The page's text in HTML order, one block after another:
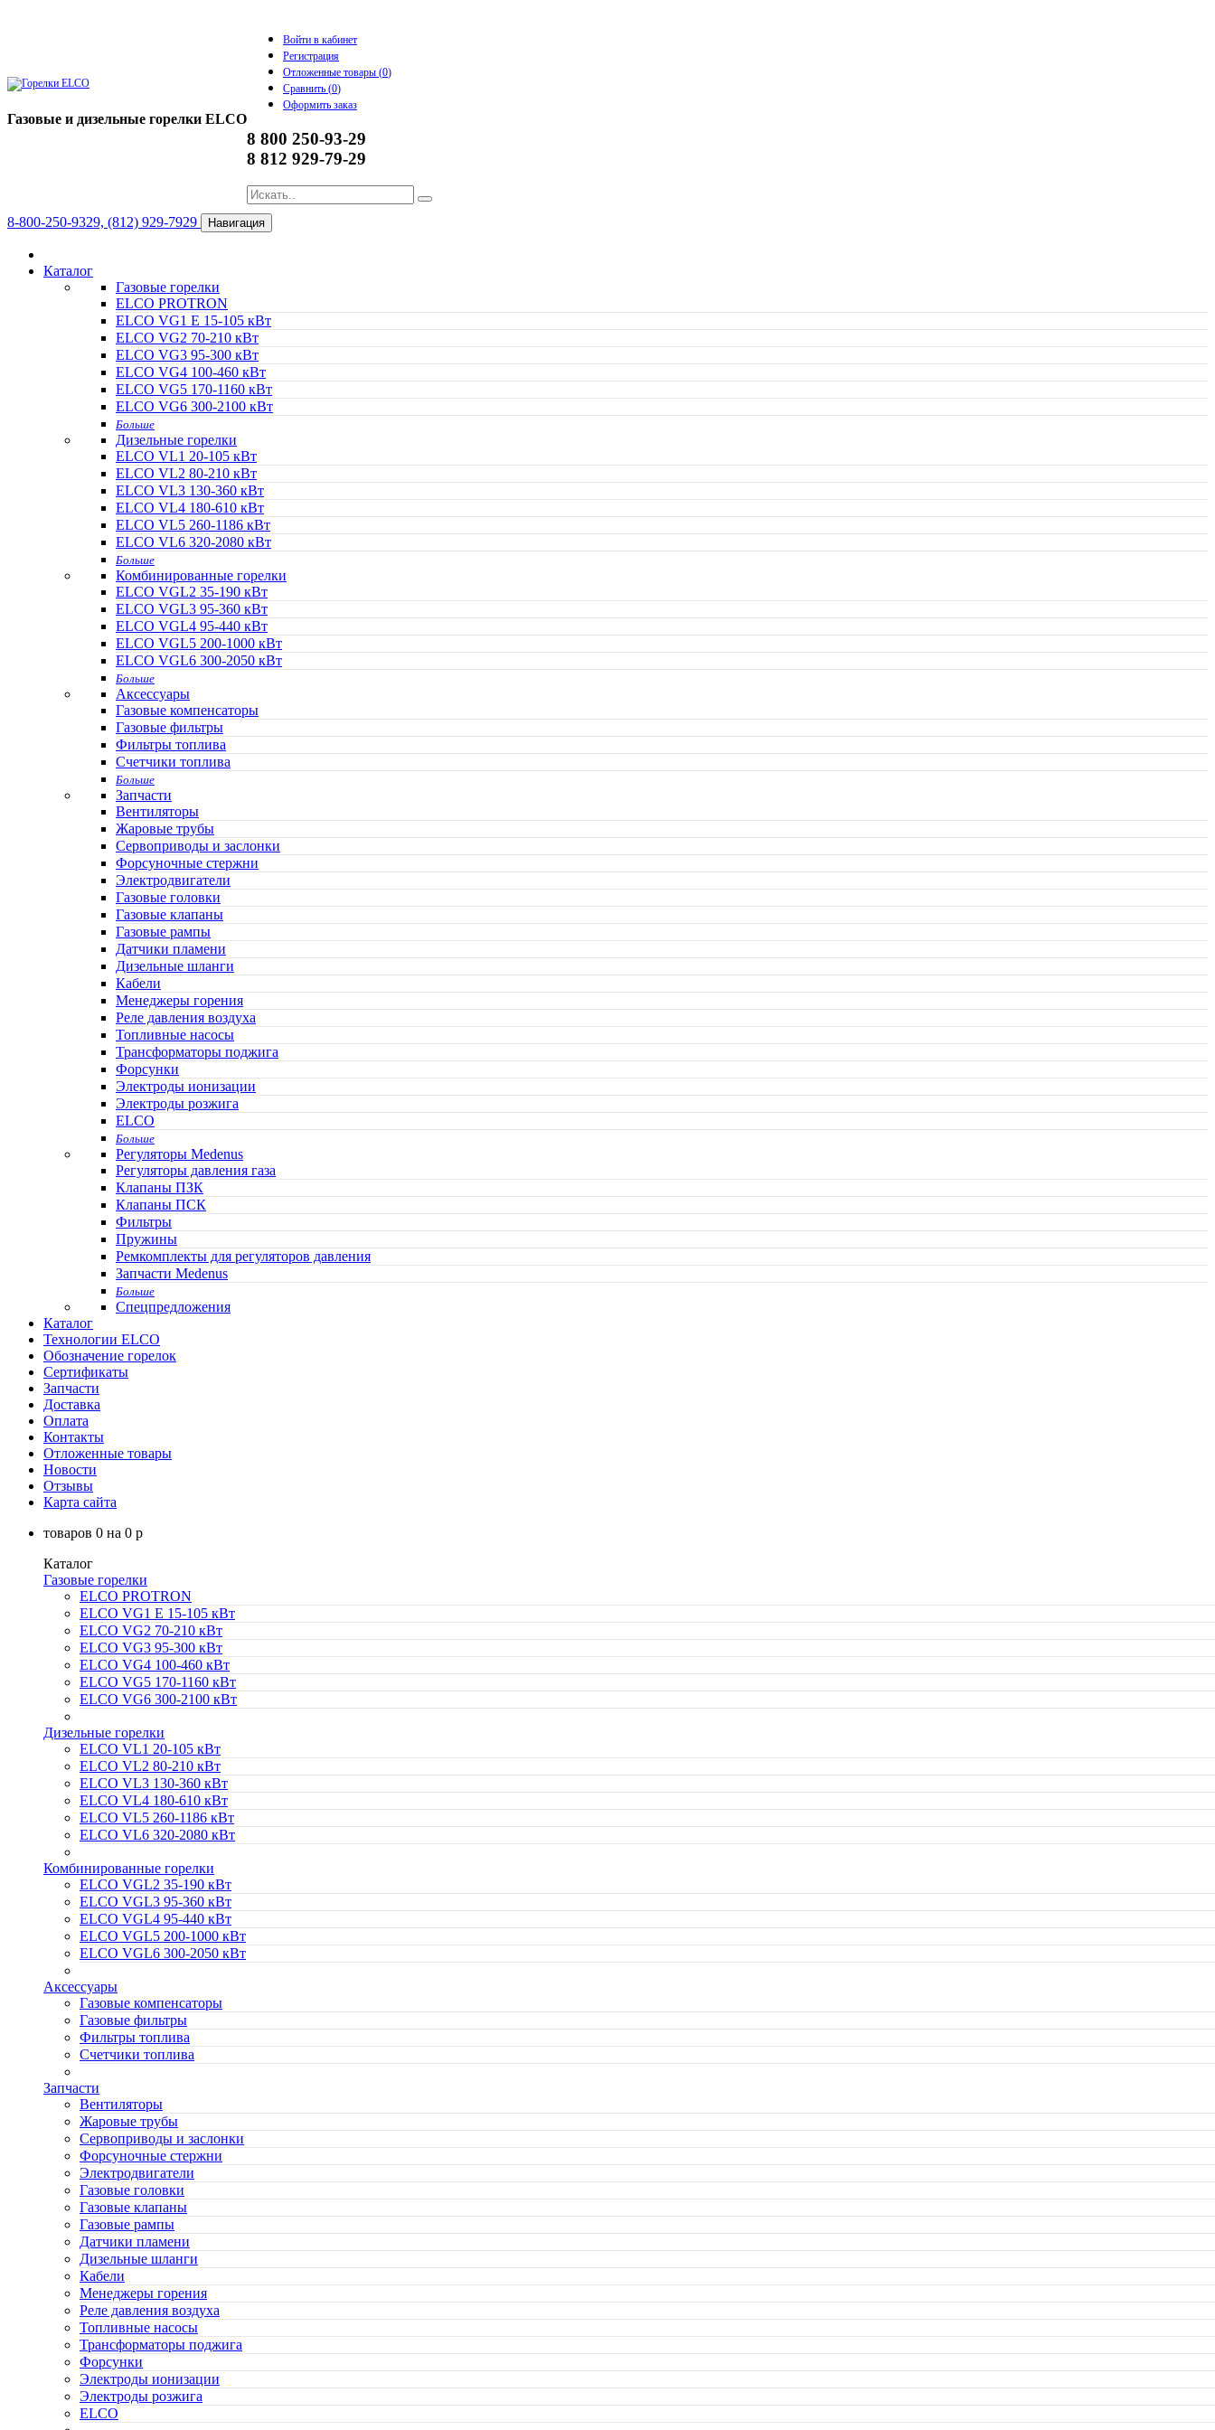
Газовые и дизельные горелки ELCO
Войти в кабинет
Регистрация
Отложенные товары (0)
Сравнить (0)
Оформить заказ
8 800 250-93-29
8 812 929-79-29
8-800-250-9329, (812) 929-7929 Навигация
Каталог
Газовые горелки
ELCO PROTRON
ELCO VG1 E 15-105 кВт
ELCO VG2 70-210 кВт
ELCO VG3 95-300 кВт
ELCO VG4 100-460 кВт
ELCO VG5 170-1160 кВт
ELCO VG6 300-2100 кВт
Больше
Дизельные горелки
ELCO VL1 20-105 кВт
ELCO VL2 80-210 кВт
ELCO VL3 130-360 кВт
ELCO VL4 180-610 кВт
ELCO VL5 260-1186 кВт
ELCO VL6 320-2080 кВт
Больше
Комбинированные горелки
ELCO VGL2 35-190 кВт
ELCO VGL3 95-360 кВт
ELCO VGL4 95-440 кВт
ELCO VGL5 200-1000 кВт
ELCO VGL6 300-2050 кВт
Больше
Аксессуары
Газовые компенсаторы
Газовые фильтры
Фильтры топлива
Счетчики топлива
Больше
Запчасти
Вентиляторы
Жаровые трубы
Сервоприводы и заслонки
Форсуночные стержни
Электродвигатели
Газовые головки
Газовые клапаны
Газовые рампы
Датчики пламени
Дизельные шланги
Кабели
Менеджеры горения
Реле давления воздуха
Топливные насосы
Трансформаторы поджига
Форсунки
Электроды ионизации
Электроды розжига
ELCO
Больше
Регуляторы Medenus
Регуляторы давления газа
Клапаны ПЗК
Клапаны ПСК
Фильтры
Пружины
Ремкомплекты для регуляторов давления
Запчасти Medenus
Больше
Спецпредложения
Каталог
Технологии ELCO
Обозначение горелок
Сертификаты
Запчасти
Доставка
Оплата
Контакты
Отложенные товары
Новости
Отзывы
Карта сайта
товаров 0 на 0 p
Каталог
Газовые горелки
ELCO PROTRON
ELCO VG1 E 15-105 кВт
ELCO VG2 70-210 кВт
ELCO VG3 95-300 кВт
ELCO VG4 100-460 кВт
ELCO VG5 170-1160 кВт
ELCO VG6 300-2100 кВт
Дизельные горелки
ELCO VL1 20-105 кВт
ELCO VL2 80-210 кВт
ELCO VL3 130-360 кВт
ELCO VL4 180-610 кВт
ELCO VL5 260-1186 кВт
ELCO VL6 320-2080 кВт
Комбинированные горелки
ELCO VGL2 35-190 кВт
ELCO VGL3 95-360 кВт
ELCO VGL4 95-440 кВт
ELCO VGL5 200-1000 кВт
ELCO VGL6 300-2050 кВт
Аксессуары
Газовые компенсаторы
Газовые фильтры
Фильтры топлива
Счетчики топлива
Запчасти
Вентиляторы
Жаровые трубы
Сервоприводы и заслонки
Форсуночные стержни
Электродвигатели
Газовые головки
Газовые клапаны
Газовые рампы
Датчики пламени
Дизельные шланги
Кабели
Менеджеры горения
Реле давления воздуха
Топливные насосы
Трансформаторы поджига
Форсунки
Электроды ионизации
Электроды розжига
ELCO